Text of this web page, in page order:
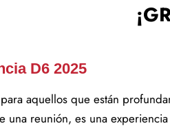
D6 2025
aquellos que están
reunión, es una